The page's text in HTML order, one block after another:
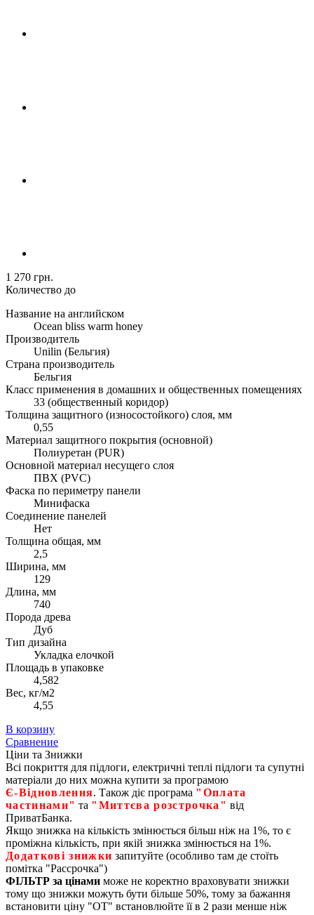
1 270 грн.
Количество до
Название на английском
Ocean bliss warm honey
Производитель
Unilin (Бельгия)
Страна производитель
Бельгия
Класс применения в домашних и общественных помещениях
33 (общественный коридор)
Толщина защитного (износостойкого) слоя, мм
0,55
Материал защитного покрытия (основной)
Полиуретан (PUR)
Основной материал несущего слоя
ПВХ (PVC)
Фаска по периметру панели
Минифаска
Соединение панелей
Нет
Толщина общая, мм
2,5
Ширина, мм
129
Длина, мм
740
Порода древа
Дуб
Тип дизайна
Укладка елочкой
Площадь в упаковке
4,582
Вес, кг/м2
4,55
В корзину
Сравнение
Ціни та Знижки
Всі покриття для підлоги, електричні теплі підлоги та супутні
матеріали до них можна купити за програмою
Є‑Відновлення. Також діє програма "Оплата
частинами" та "Миттєва розстрочка" від
ПриватБанка.
Якщо знижка на кількість змінюється більш ніж на 1%, то є
проміжна кількість, при якій знижка змінюється на 1%.
Додаткові знижки запитуйте (особливо там де стоїть
помітка "Рассрочка")
ФІЛЬТР за цінами може не коректно враховувати знижки
тому що знижки можуть бути більше 50%, тому за бажання
встановити ціну "ОТ" встановлюйте її в 2 рази менше ніж